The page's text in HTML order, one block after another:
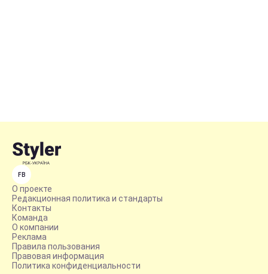
FB
О проекте
Редакционная политика и стандарты
Контакты
Команда
О компании
Реклама
Правила пользования
Правовая информация
Политика конфиденциальности